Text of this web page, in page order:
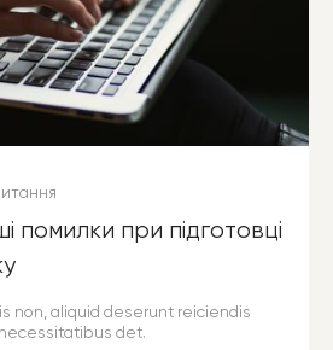
помилки при підготовці
non, aliquid deserunt reiciendis
det.